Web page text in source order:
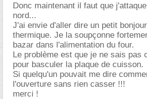
Donc maintenant il faut que
nord...
J'ai envie d'aller dire un petit
thermique. Je la soupçonne
bazar dans l'alimentation du four.
Le problème est que je ne sais pas
pour basculer la plaque de cuisson.
Si quelqu'un pouvait me dire
l'ouverture sans rien casser !!!
merci !